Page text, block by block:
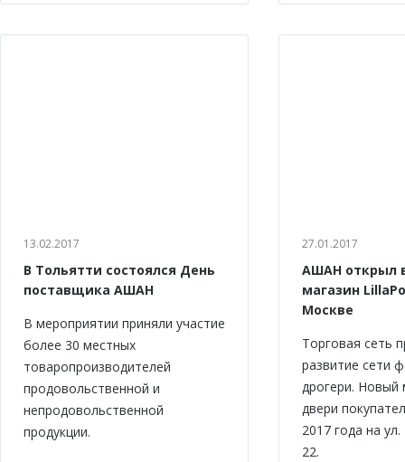
13.02.2017
В Тольятти состоялся День
поставщика АШАН
В мероприятии приняли участие
более 30 местных
товаропроизводителей
продовольственной и
непродовольственной
продукции.
27.01.2017
АШАН открыл
магазин
Москве
Торговая сеть
развитие сети
дрогери. Новый
двери
2017 года на
22.